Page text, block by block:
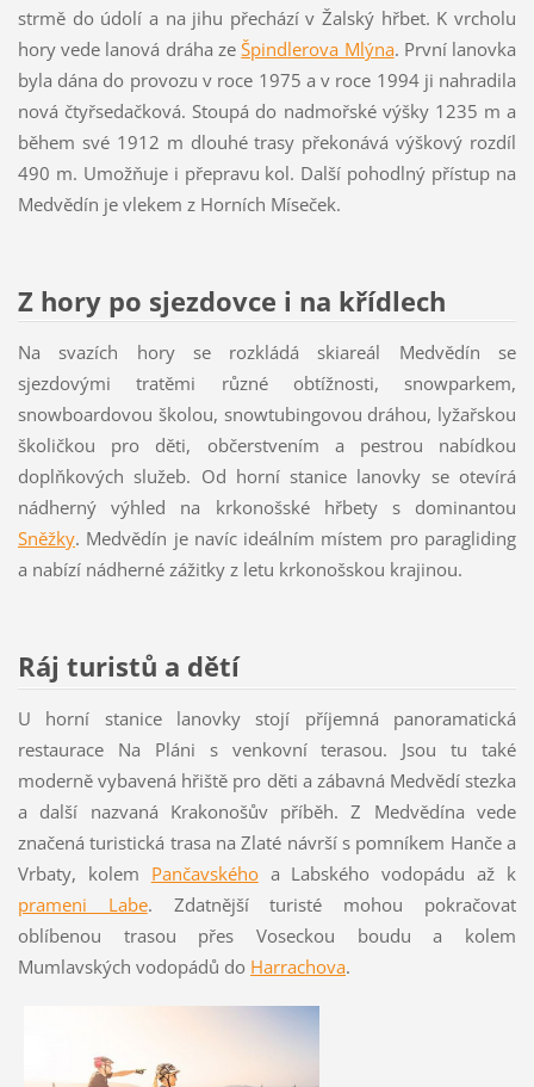
strmě do údolí a na jihu přechází v Žalský hřbet. K vrcholu
hory vede lanová dráha zeŠpindlerova Mlýna. První lanovka
byla dána do provozu v roce 1975 a v roce 1994 ji nahradila
nová čtyřsedačková. Stoupá do nadmořské výšky 1235 m a
během své 1912 m dlouhé trasy překonává výškový rozdíl
490 m. Umožňuje i přepravu kol. Další pohodlný přístup na
Medvědín je vlekem z Horních Míseček.
Z hory po sjezdovce i na křídlech
Na svazích hory se rozkládá skiareál Medvědín se
sjezdovými tratěmi různé obtížnosti, snowparkem,
snowboardovou školou, snowtubingovou dráhou, lyžařskou
školičkou pro děti, občerstvením a pestrou nabídkou
doplňkových služeb. Od horní stanice lanovky se otevírá
nádherný výhled na krkonošské hřbety s dominantou
Sněžky. Medvědín je navíc ideálním místem pro paragliding
a nabízí nádherné zážitky z letu krkonošskou krajinou.
Ráj turistů a dětí
U horní stanice lanovky stojí příjemná panoramatická
restaurace Na Pláni s venkovní terasou. Jsou tu také
moderně vybavená hřiště pro děti a zábavná Medvědí stezka
a další nazvaná Krakonošův příběh. Z Medvědína vede
značená turistická trasa na Zlaté návrší s pomníkem Hanče a
Vrbaty, kolem Pančavskéhoa Labského vodopádu až k
prameni Labe. Zdatnější turisté mohou pokračovat
oblíbenou trasou přes Voseckou boudu a kolem
Mumlavských vodopádů do Harrachova.